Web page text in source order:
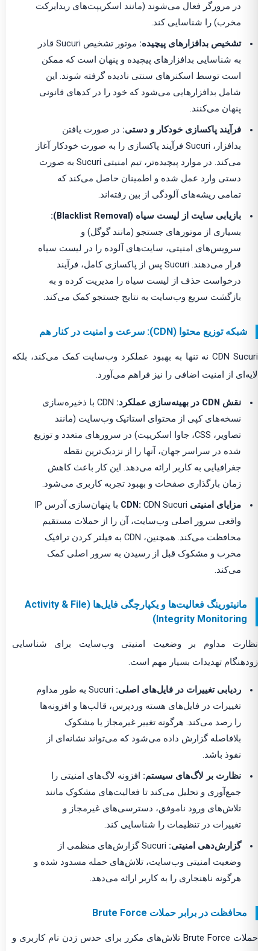
در مرورگر فعال می‌شوند (مانند اسکریپت‌های ریدایرکت
مخرب) را شناسایی کند.
تشخیص بدافزارهای پیچیده:
موتور تشخیص Sucuri قادر
به شناسایی بدافزارهای پیچیده و پنهان است که ممکن
است توسط اسکنرهای سنتی نادیده گرفته شوند. این
شامل بدافزارهایی می‌شود که خود را در کدهای قانونی
پنهان می‌کنند.
فرآیند پاکسازی خودکار و دستی: در صورت یافتن
بدافزار، Sucuri فرآیند پاکسازی را به صورت خودکار آغاز
می‌کند. در موارد پیچیده‌تر، تیم امنیتی Sucuri به صورت
دستی وارد عمل شده و اطمینان حاصل می‌کند که
تمامی ریشه‌های آلودگی از بین رفته‌اند.
بازیابی سایت از لیست سیاه (Blacklist Removal):
بسیاری از موتورهای جستجو (مانند گوگل) و
سرویس‌های امنیتی، سایت‌های آلوده را در لیست سیاه
قرار می‌دهند. Sucuri پس از پاکسازی کامل، فرآیند
درخواست حذف از لیست سیاه را مدیریت کرده و به
بازگشت سریع وب‌سایت به نتایج جستجو کمک می‌کند.
شبکه توزیع محتوا (CDN): سرعت و امنیت در کنار هم
CDN Sucuri نه تنها به بهبود عملکرد وب‌سایت کمک می‌کند، بلکه
لایه‌ای از امنیت اضافی را نیز فراهم می‌آورد.
نقش CDN در بهینه‌سازی عملکرد:
CDN با ذخیره‌سازی
نسخه‌های کپی از محتوای استاتیک وب‌سایت (مانند
تصاویر، CSS، جاوا اسکریپت) در سرورهای متعدد و توزیع
شده در سراسر جهان، آنها را از نزدیک‌ترین نقطه
جغرافیایی به کاربر ارائه می‌دهد. این کار باعث کاهش
زمان بارگذاری صفحات و بهبود تجربه کاربری می‌شود.
مزایای امنیتی CDN:
CDN Sucuri با پنهان‌سازی آدرس IP
واقعی سرور اصلی وب‌سایت، آن را از حملات مستقیم
محافظت می‌کند. همچنین، CDN به فیلتر کردن ترافیک
مخرب و مشکوک قبل از رسیدن به سرور اصلی کمک
می‌کند.
مانیتورینگ فعالیت‌ها و یکپارچگی فایل‌ها (Activity & File
Integrity Monitoring)
نظارت مداوم بر وضعیت امنیتی وب‌سایت برای شناسایی
زودهنگام تهدیدات بسیار مهم است.
ردیابی تغییرات در فایل‌های اصلی:
Sucuri به طور مداوم
تغییرات در فایل‌های هسته وردپرس، قالب‌ها و افزونه‌ها
را رصد می‌کند. هرگونه تغییر غیرمجاز یا مشکوک
بلافاصله گزارش داده می‌شود که می‌تواند نشانه‌ای از
نفوذ باشد.
نظارت بر لاگ‌های سیستم: افزونه لاگ‌های امنیتی را
جمع‌آوری و تحلیل می‌کند تا فعالیت‌های مشکوک مانند
تلاش‌های ورود ناموفق، دسترسی‌های غیرمجاز و
تغییرات در تنظیمات را شناسایی کند.
گزارش‌دهی امنیتی:
Sucuri گزارش‌های منظمی از
وضعیت امنیتی وب‌سایت، تلاش‌های حمله مسدود شده و
هرگونه ناهنجاری را به کاربر ارائه می‌دهد.
محافظت در برابر حملات Brute Force
حملات Brute Force تلاش‌های مکرر برای حدس زدن نام کاربری و